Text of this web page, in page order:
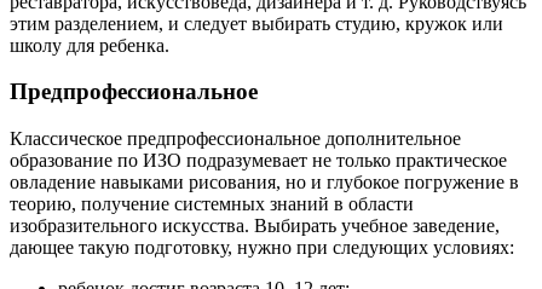
этим разделением, и следует выбирать студию, кружок или
школу для ребенка.
Предпрофессиональное
Классическое предпрофессиональное дополнительное
образование по ИЗО подразумевает не только практическое
овладение навыками рисования, но и глубокое погружение в
теорию, получение системных знаний в области
изобразительного искусства. Выбирать учебное заведение,
дающее такую подготовку, нужно при следующих условиях: